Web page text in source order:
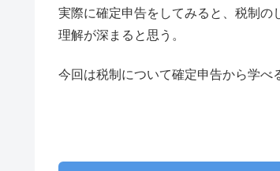
実際に確定申告をしてみると、税制
理解が深まると思う。
今回は税制について確定申告から学べ